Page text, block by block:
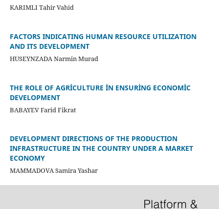
KARIMLI Tahir Vahid
FACTORS INDICATING HUMAN RESOURCE UTILIZATION
AND ITS DEVELOPMENT
HUSEYNZADA Narmin Murad
THE ROLE OF AGRİCULTURE İN ENSURİNG ECONOMİC
DEVELOPMENT
BABAYEV Farid Fikrat
DEVELOPMENT DIRECTIONS OF THE PRODUCTION
INFRASTRUCTURE IN THE COUNTRY UNDER A MARKET
ECONOMY
MAMMADOVA Samira Yashar